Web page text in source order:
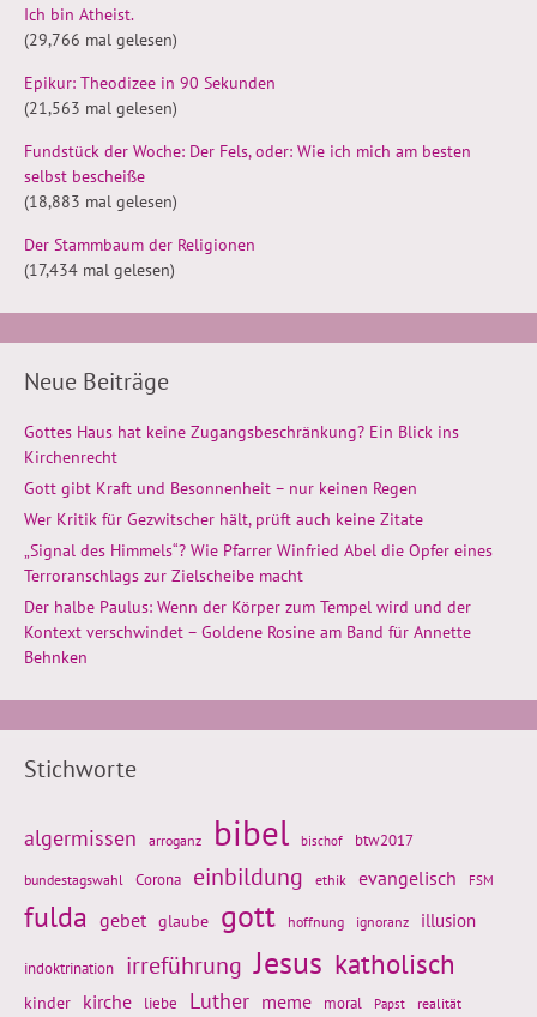
Ich bin Atheist.
(29,766 mal gelesen)
Epikur: Theodizee in 90 Sekunden
(21,563 mal gelesen)
Fundstück der Woche: Der Fels, oder: Wie ich mich am besten
selbst bescheiße
(18,883 mal gelesen)
Der Stammbaum der Religionen
(17,434 mal gelesen)
Neue Beiträge
Gottes Haus hat keine Zugangsbeschränkung? Ein Blick ins
Kirchenrecht
Gott gibt Kraft und Besonnenheit – nur keinen Regen
Wer Kritik für Gezwitscher hält, prüft auch keine Zitate
„Signal des Himmels“? Wie Pfarrer Winfried Abel die Opfer eines
Terroranschlags zur Zielscheibe macht
Der halbe Paulus: Wenn der Körper zum Tempel wird und der
Kontext verschwindet – Goldene Rosine am Band für Annette
Behnken
Stichworte
algermissen arroganz bibel bischof btw2017
bundestagswahl Corona einbildung ethik evangelisch FSM
fulda gebet glaube gott hoffnung ignoranz illusion
indoktrination irreführung Jesus katholisch
kinder kirche liebe Luther meme moral Papst realität